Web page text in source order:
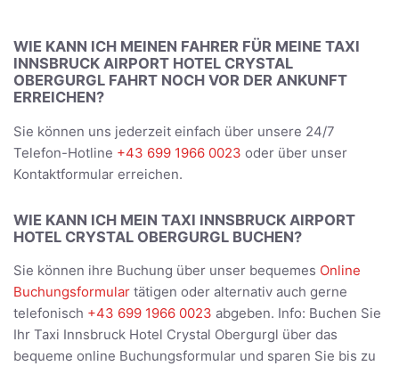
WIE KANN ICH MEINEN FAHRER FÜR MEINE TAXI
INNSBRUCK AIRPORT HOTEL CRYSTAL
OBERGURGL FAHRT NOCH VOR DER ANKUNFT
ERREICHEN?
Sie können uns jederzeit einfach über unsere 24/7
Telefon-Hotline +43 699 1966 0023 oder über unser
Kontaktformular erreichen.
WIE KANN ICH MEIN TAXI INNSBRUCK AIRPORT
HOTEL CRYSTAL OBERGURGL BUCHEN?
Sie können ihre Buchung über unser bequemes Online
Buchungsformular tätigen oder alternativ auch gerne
telefonisch +43 699 1966 0023 abgeben. Info: Buchen Sie
Ihr Taxi Innsbruck Hotel Crystal Obergurgl über das
bequeme online Buchungsformular und sparen Sie bis zu